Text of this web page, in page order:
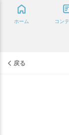
ホーム コン
戻る